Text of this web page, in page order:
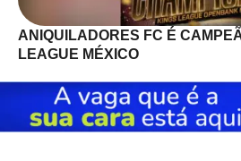
ANIQUILADORES FC É
LEAGUE MÉXICO